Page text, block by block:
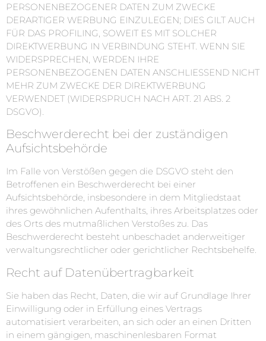
PERSONENBEZOGENER DATEN ZUM ZWECKE
DERARTIGER WERBUNG EINZULEGEN; DIES GILT AUCH
FÜR DAS PROFILING, SOWEIT ES MIT SOLCHER
DIREKTWERBUNG IN VERBINDUNG STEHT. WENN SIE
WIDERSPRECHEN, WERDEN IHRE
PERSONENBEZOGENEN DATEN ANSCHLIESSEND NICHT
MEHR ZUM ZWECKE DER DIREKTWERBUNG
VERWENDET (WIDERSPRUCH NACH ART. 21 ABS. 2
DSGVO).
Beschwerde­recht bei der zuständigen
Aufsichts­behörde
Im Falle von Verstößen gegen die DSGVO steht den
Betroffenen ein Beschwerderecht bei einer
Aufsichtsbehörde, insbesondere in dem Mitgliedstaat
ihres gewöhnlichen Aufenthalts, ihres Arbeitsplatzes oder
des Orts des mutmaßlichen Verstoßes zu. Das
Beschwerderecht besteht unbeschadet anderweitiger
verwaltungsrechtlicher oder gerichtlicher Rechtsbehelfe.
Recht auf Daten­übertrag­barkeit
Sie haben das Recht, Daten, die wir auf Grundlage Ihrer
Einwilligung oder in Erfüllung eines Vertrags
automatisiert verarbeiten, an sich oder an einen Dritten
in einem gängigen, maschinenlesbaren Format